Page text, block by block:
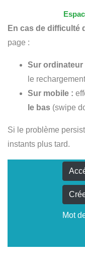
En cas de difficulté
page :
Sur ordinateur
le
Sur mobile :
le bas (swipe
Si le problème
instants plus tard.
Mot